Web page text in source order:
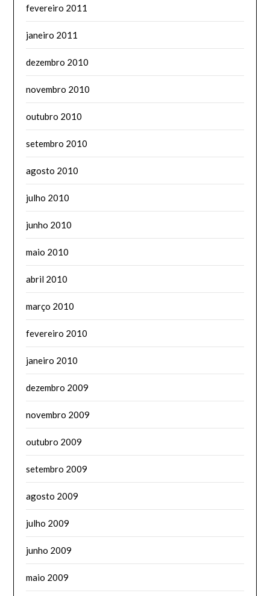
fevereiro 2011
janeiro 2011
dezembro 2010
novembro 2010
outubro 2010
setembro 2010
agosto 2010
julho 2010
junho 2010
maio 2010
abril 2010
março 2010
fevereiro 2010
janeiro 2010
dezembro 2009
novembro 2009
outubro 2009
setembro 2009
agosto 2009
julho 2009
junho 2009
maio 2009